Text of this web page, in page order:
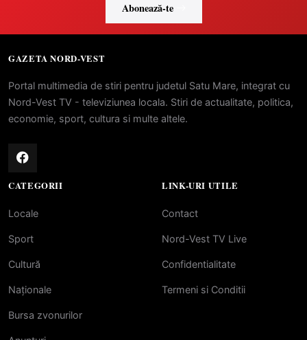
Abonează-te
GAZETA NORD-VEST
Portal multimedia de stiri pentru judetul Satu Mare, integrat cu
Nord-Vest TV - televiziunea locala. Stiri de actualitate, politica,
economie, sport, cultura si multe altele.
CATEGORII
Locale
Sport
Cultură
Naționale
Bursa zvonurilor
LINK-URI UTILE
Contact
Nord-Vest TV Live
Confidentialitate
Termeni si Conditii